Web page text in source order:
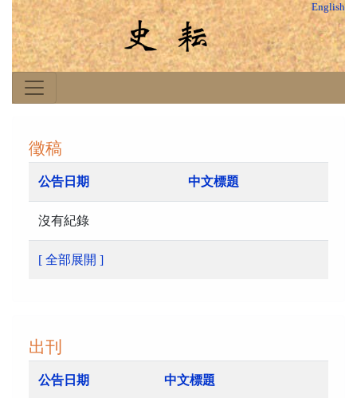
English
徵稿
公告日期 中文標題
沒有紀錄
[ 全部展開 ]
出刊
公告日期 中文標題